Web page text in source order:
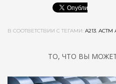
В СООТВЕТСТВИИ С ТЕГАМИ: А213 АСТМ
ТО, ЧТО ВЫ